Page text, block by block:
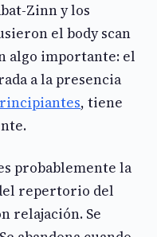
Zinn y los
el body scan
algo importante: el
a la presencia
, tiene
probablemente la
repertorio del
relajación. Se